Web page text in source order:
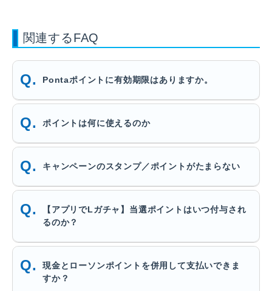
関連するFAQ
Pontaポイントに有効期限はありますか。
ポイントは何に使えるのか
キャンペーンのスタンプ／ポイントがたまらない
【アプリでLガチャ】当選ポイントはいつ付与され
るのか？
現金とローソンポイントを併用して支払いできま
すか？